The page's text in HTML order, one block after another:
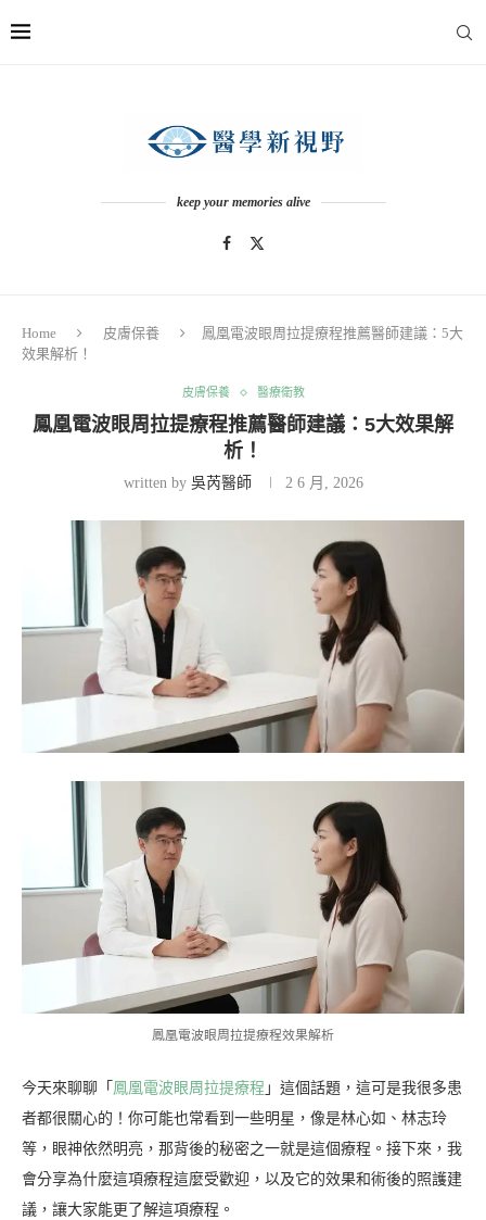
keep your memories alive
Home 皮膚保養
鳳凰電波眼周拉提療程推薦醫師建議：5大
效果解析！
皮膚保養 醫療衛教
鳳凰電波眼周拉提療程推薦醫師建議：5大效果解
析！
written by 吳芮醫師 2 6 月, 2026
鳳凰電波眼周拉提療程效果解析
今天來聊聊「 鳳凰電波眼周拉提療程 」這個話題，這可是我很多患
者都很關心的！你可能也常看到一些明星，像是林心如、林志玲
等，眼神依然明亮，那背後的秘密之一就是這個療程。接下來，我
會分享為什麼這項療程這麼受歡迎，以及它的效果和術後的照護建
議，讓大家能更了解這項療程。